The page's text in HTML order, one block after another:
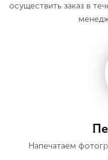
осуществить заказ в
Напечатаем